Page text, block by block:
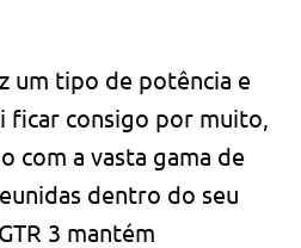
um tipo de potência e
ficar consigo por muito,
com a vasta gama de
dentro do seu
3 mantém